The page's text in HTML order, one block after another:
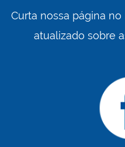
Curta nossa página
atualizado sobre